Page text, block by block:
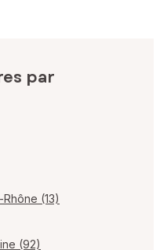
par
(13)
(92)